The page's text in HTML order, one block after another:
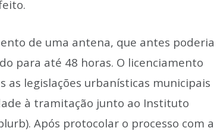
de uma antena, que antes poderia
para até 48 horas. O licenciamento
legislações urbanísticas municipais
à tramitação junto ao Instituto
Após protocolar o processo com a